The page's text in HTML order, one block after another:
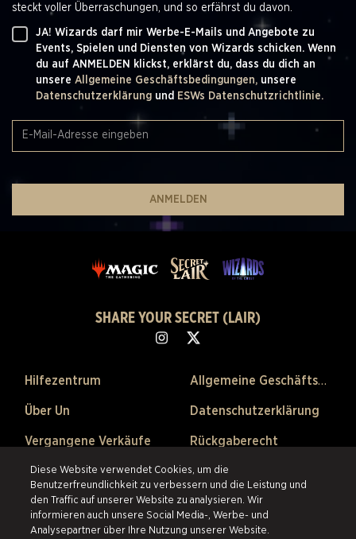
steckt voller Überraschungen, und so erfährst du davon.
JA! Wizards darf mir Werbe-E-Mails und Angebote zu
Events, Spielen und Diensten von Wizards schicken. Wenn
du auf ANMELDEN klickst, erklärst du, dass du dich an
unsere Allgemeine Geschäftsbedingungen, unsere
Datenschutzerklärung und ESWs Datenschutzrichtlinie.
ANMELDEN
SHARE YOUR SECRET (LAIR)
Hilfezentrum
Über Un
Vergangene Verkäufe
Cookie-Einstellungen
Allgemeine Geschäftsbedingungen
Datenschutzerklärung
Rückgaberecht
©2026 ESW France SAS. Alle Rechte vorbehalten. Alle Warenzeichen sind
Eigentum ihrer Besitzer in den USA und anderen Ländern.
SAS ist der authorisierte Wiederverkäufer und Vertriebspartner der im
Diese Website verwendet Cookies, um die
Benutzerfreundlichkeit zu verbessern und die Leistung und
den Traffic auf unserer Website zu analysieren. Wir
informieren auch unsere Social Media-, Werbe- und
Analysepartner über Ihre Nutzung unserer Website.